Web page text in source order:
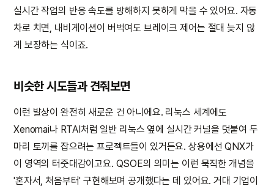
실시간 작업의 반응 속도를 방해하지 못하게 막을 수 있어요. 자동
차로 치면, 내비게이션이 버벅여도 브레이크 제어는 절대 늦지 않
게 보장하는 식이죠.
비슷한 시도들과 견줘보면
이런 발상이 완전히 새로운 건 아니에요. 리눅스 세계에도
Xenomai나 RTAI처럼 일반 리눅스 옆에 실시간 커널을 덧붙여 두
마리 토끼를 잡으려는 프로젝트들이 있거든요. 상용에선 QNX가
이 영역의 터줏대감이고요. QSOE의 의미는 이런 묵직한 개념을
'혼자서, 처음부터' 구현해보며 공개했다는 데 있어요. 거대 기업이